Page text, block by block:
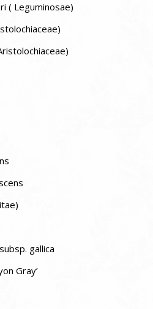
( Leguminosae)
gallica
Gray’